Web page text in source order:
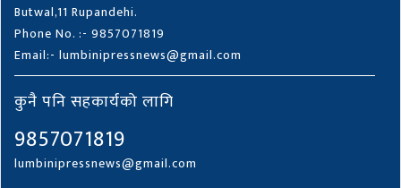
Butwal,11 Rupandehi.
Phone No. :- 9857071819
Email:- lumbinipressnews@gmail.com
कुनै पनि सहकार्यको लागि
9857071819
lumbinipressnews@gmail.com